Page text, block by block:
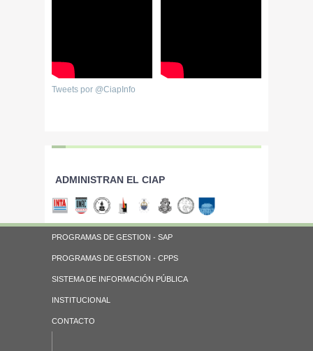
Tweets por @CiapInfo
ADMINISTRAN EL CIAP
PROGRAMAS DE GESTION - SAP
PROGRAMAS DE GESTION - CPPS
SISTEMA DE INFORMACIÓN PÚBLICA
INSTITUCIONAL
CONTACTO